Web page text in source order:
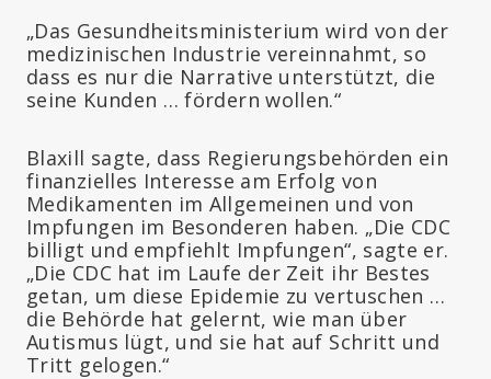
„Das Gesundheitsministerium wird von der
medizinischen Industrie vereinnahmt, so
dass es nur die Narrative unterstützt, die
seine Kunden … fördern wollen.“
Blaxill sagte, dass Regierungsbehörden ein
finanzielles Interesse am Erfolg von
Medikamenten im Allgemeinen und von
Impfungen im Besonderen haben. „Die CDC
billigt und empfiehlt Impfungen“, sagte er.
„Die CDC hat im Laufe der Zeit ihr Bestes
getan, um diese Epidemie zu vertuschen …
die Behörde hat gelernt, wie man über
Autismus lügt, und sie hat auf Schritt und
Tritt gelogen.“